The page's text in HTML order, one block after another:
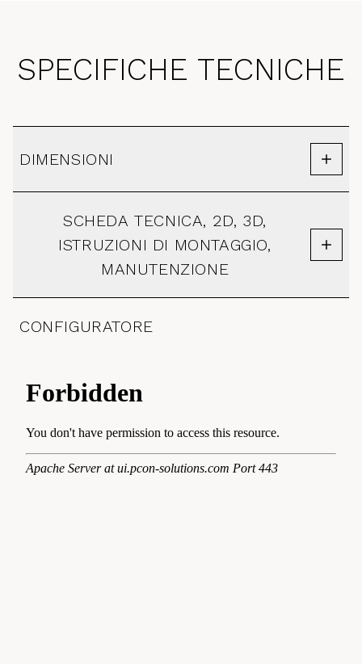
SPECIFICHE TECNICHE
DIMENSIONI
SCHEDA TECNICA, 2D, 3D,
ISTRUZIONI DI MONTAGGIO,
MANUTENZIONE
CONFIGURATORE